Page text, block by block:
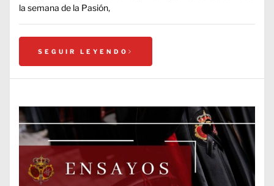
la semana de la Pasión,
SEGUIR LEYENDO